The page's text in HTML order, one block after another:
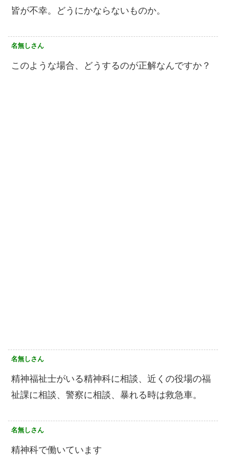
皆が不幸。どうにかならないものか。
名無しさん
このような場合、どうするのが正解なんですか？
名無しさん
精神福祉士がいる精神科に相談、近くの役場の福
祉課に相談、警察に相談、暴れる時は救急車。
名無しさん
精神科で働いています